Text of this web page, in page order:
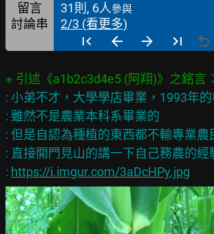
留言
31則, 6人參與
討論串 2/3 (看更多)
: 小弟不才，大學學店畢業，1993年
: 雖然不是農業本科系畢業的
: 但是自認為種植的東西都不輸專業農
: 直接開門見山的講一下自己務農的經
: https://i.imgur.com/3aDcHPy.jpg